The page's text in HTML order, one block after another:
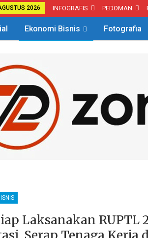
2026 INFOGRAFIS PEDOMAN
Ekonomi Bisnis Fotografia
Laksanakan